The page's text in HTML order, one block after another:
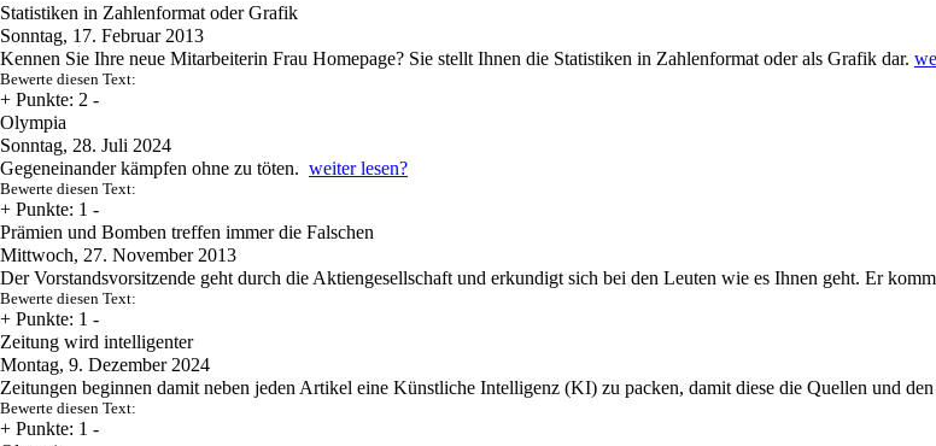
Statistiken in Zahlenformat oder Grafik
Sonntag, 17. Februar 2013
Kennen Sie Ihre neue Mitarbeiterin Frau Homepage? Sie stellt Ihnen die Statistiken in Zahlenformat oder als Grafik dar.
Bewerte diesen Text:
+ Punkte: 2 -
Olympia
Sonntag, 28. Juli 2024
Gegeneinander kämpfen ohne zu töten. weiter lesen?
Bewerte diesen Text:
+ Punkte: 1 -
Prämien und Bomben treffen immer die Falschen
Mittwoch, 27. November 2013
Der Vorstandsvorsitzende geht durch die Aktiengesellschaft und erkundigt sich bei den Leuten wie es Ihnen geht. Er
Bewerte diesen Text:
+ Punkte: 1 -
Zeitung wird intelligenter
Montag, 9. Dezember 2024
Zeitungen beginnen damit neben jeden Artikel eine Künstliche Intelligenz (KI) zu packen, damit diese die Quellen und
Bewerte diesen Text:
+ Punkte: 1 -